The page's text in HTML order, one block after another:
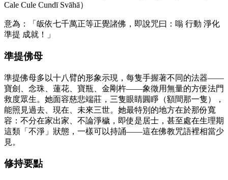
Cale Cule Cundī Svāhā）
意為：「皈依七千萬正等正覺諸佛，即說咒曰：嗡 行動 淨化
準提 成就！」
準提佛母
準提佛母多以十八臂的形象示現，每隻手握著不同的法器——
寶劍、念珠、蓮花、寶瓶、金剛杵——象徵用無量的方便法門
救度眾生。她面容慈悲端莊，三隻眼睛圓睜（額間那一隻），
能照見過去、現在、未來三世。她最特別的地方在於那份寬
容：不分在家出家、不論淨穢，即使是居士，甚至處在生理期
這類「不淨」狀態，一樣可以持誦——這在佛教咒語裡相當少
見。
修持要點